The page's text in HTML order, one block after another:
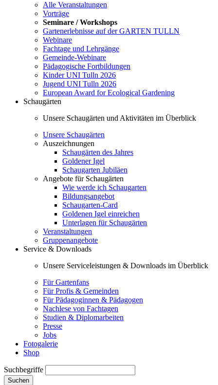
Alle Veranstaltungen
Vorträge
Seminare / Workshops
Gartenerlebnisse auf der GARTEN TULLN
Webinare
Fachtage und Lehrgänge
Gemeinde-Webinare
Pädagogische Fortbildungen
Kinder UNI Tulln 2026
Jugend UNI Tulln 2026
European Award for Ecological Gardening
Schaugärten
Unsere Schaugärten und Aktivitäten im Überblick
Unsere Schaugärten
Auszeichnungen
Schaugärten des Jahres
Goldener Igel
Schaugarten Jubiläen
Angebote für Schaugärten
Wie werde ich Schaugarten
Bildungsangebot
Schaugarten-Card
Goldenen Igel einreichen
Unterlagen für Schaugärten
Veranstaltungen
Gruppenangebote
Service & Downloads
Unsere Serviceleistungen & Downloads im Überblick
Für Gartenfans
Für Profis & Gemeinden
Für Pädagoginnen & Pädagogen
Nachlese von Fachtagen
Studien & Diplomarbeiten
Presse
Jobs
Fotogalerie
Shop
Suchbegriffe
Suchen